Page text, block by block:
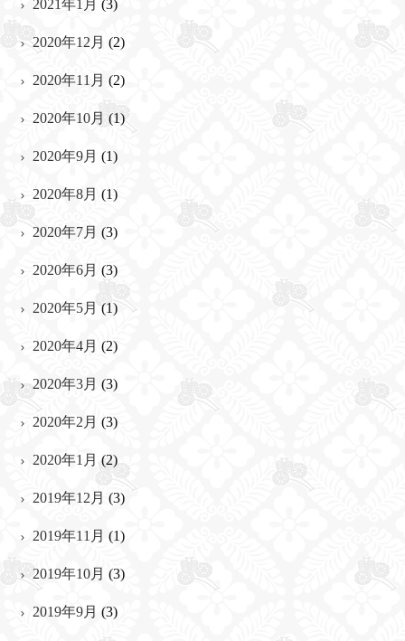
2021年1月 (3)
2020年12月 (2)
2020年11月 (2)
2020年10月 (1)
2020年9月 (1)
2020年8月 (1)
2020年7月 (3)
2020年6月 (3)
2020年5月 (1)
2020年4月 (2)
2020年3月 (3)
2020年2月 (3)
2020年1月 (2)
2019年12月 (3)
2019年11月 (1)
2019年10月 (3)
2019年9月 (3)